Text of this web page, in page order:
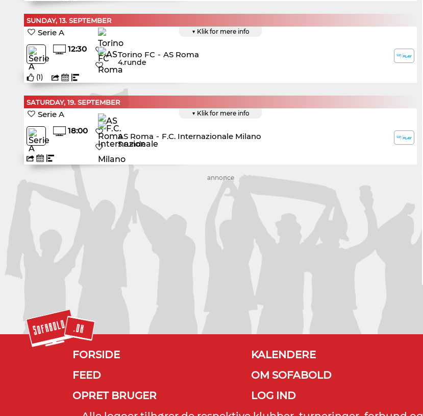
SUNDAY, 13. SEPTEMBER
▼ Klik for mere info
Serie A
12:30
Torino FC - AS Roma
4.runde
(1)
SATURDAY, 19. SEPTEMBER
▼ Klik for mere info
Serie A
18:00
AS Roma - F.C. Internazionale Milano
5.runde
annonce
FORSIDE KALENDERE
FEED
OM SOFABOLD
OPRET BRUGER
LOG IND